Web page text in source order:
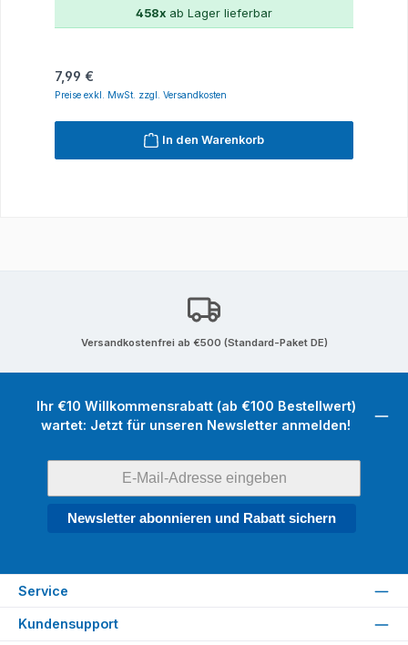
458x ab Lager lieferbar
Regulärer Preis:
7,99 €
Preise exkl. MwSt. zzgl. Versandkosten
In den Warenkorb
Versandkostenfrei ab €500 (Standard-Paket DE)
Ihr €10 Willkommensrabatt (ab €100 Bestellwert)
wartet: Jetzt für unseren Newsletter anmelden!
Newsletter abonnieren und Rabatt sichern
Service
Kundensupport